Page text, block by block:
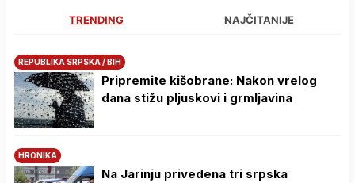
TRENDING NAJČITANIJE
REPUBLIKA SRPSKA / BIH
Pripremite kišobrane: Nakon vrelog
dana stižu pljuskovi i grmljavina
HRONIKA
Na Јarinju privedena tri srpska